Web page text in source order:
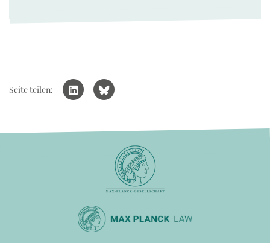
Seite teilen: